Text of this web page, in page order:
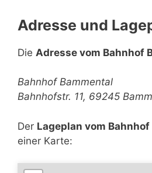
Adresse und
Die Adresse vom Bahnhof
Bahnhof Bammental
Bahnhofstr. 11, 69245
Der Lageplan vom
einer Karte: